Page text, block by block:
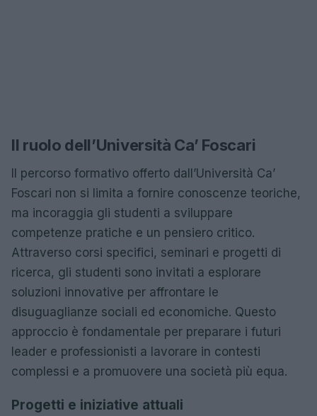
Il ruolo dell’Università Ca’ Foscari
Il percorso formativo offerto dall’Università Ca’
Foscari non si limita a fornire conoscenze teoriche,
ma incoraggia gli studenti a sviluppare
competenze pratiche e un pensiero critico.
Attraverso corsi specifici, seminari e progetti di
ricerca, gli studenti sono invitati a esplorare
soluzioni innovative per affrontare le
disuguaglianze sociali ed economiche. Questo
approccio è fondamentale per preparare i futuri
leader e professionisti a lavorare in contesti
complessi e a promuovere una società più equa.
Progetti e iniziative attuali